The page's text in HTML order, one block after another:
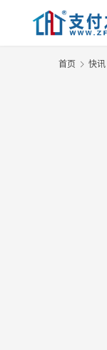
首页 快讯